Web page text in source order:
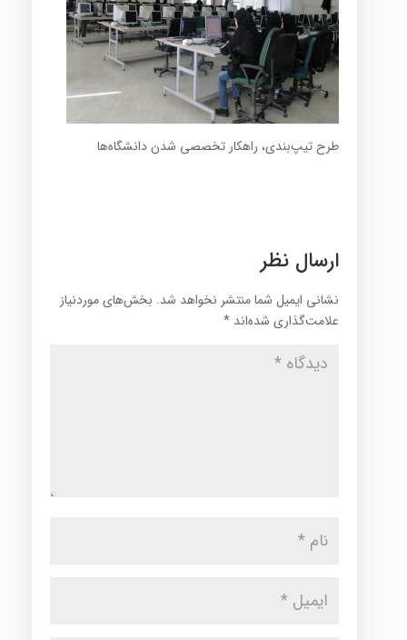
طرح تیپ‌بندی، راهکار تخصصی شدن دانشگاه‌ها
ارسال نظر
نشانی ایمیل شما منتشر نخواهد شد. بخش‌های موردنیاز
علامت‌گذاری شده‌اند *